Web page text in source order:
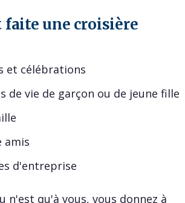
faite une croisière
et célébrations
de vie de garçon ou de jeune fille
amis
d'entreprise
n'est qu'à vous, vous donnez à